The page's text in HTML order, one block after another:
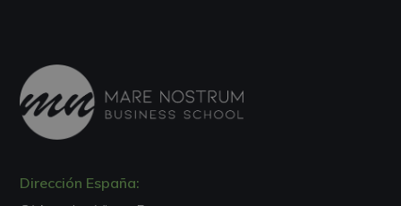
Dirección España: